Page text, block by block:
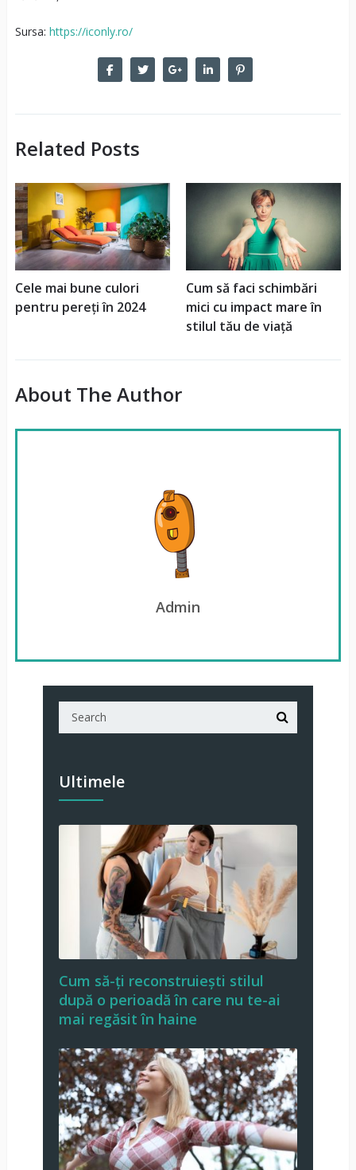
Sursa: https://iconly.ro/
Related Posts
Cele mai bune culori
pentru pereți în 2024
Cum să faci schimbări
mici cu impact mare în
stilul tău de viață
About The Author
Admin
Ultimele
Cum să-ți reconstruiești stilul
după o perioadă în care nu te-ai
mai regăsit în haine